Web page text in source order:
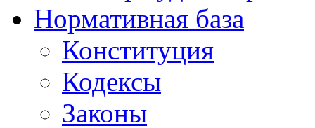
Нормативная база
Конституция
Кодексы
Законы